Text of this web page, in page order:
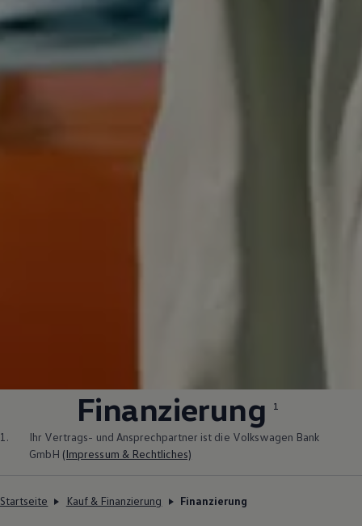
Finanzierung 1
1. Ihr Vertrags- und Ansprechpartner ist die Volkswagen Bank
GmbH (Impressum & Rechtliches)
Startseite Kauf & Finanzierung Finanzierung